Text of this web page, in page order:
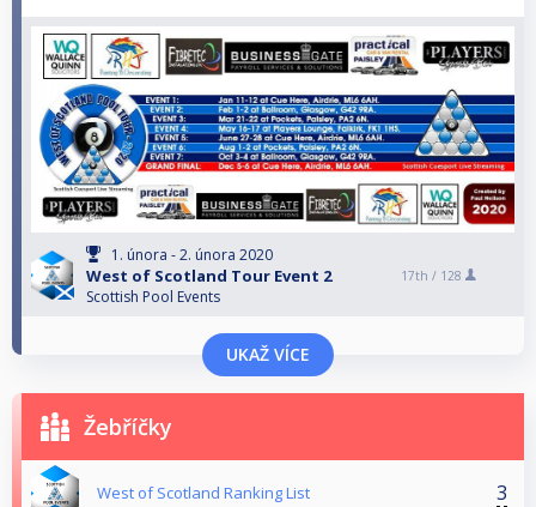
1. února - 2. února 2020
West of Scotland Tour Event 2
Scottish Pool Events
17th / 128
UKAŽ VÍCE
Žebříčky
West of Scotland Ranking List 3